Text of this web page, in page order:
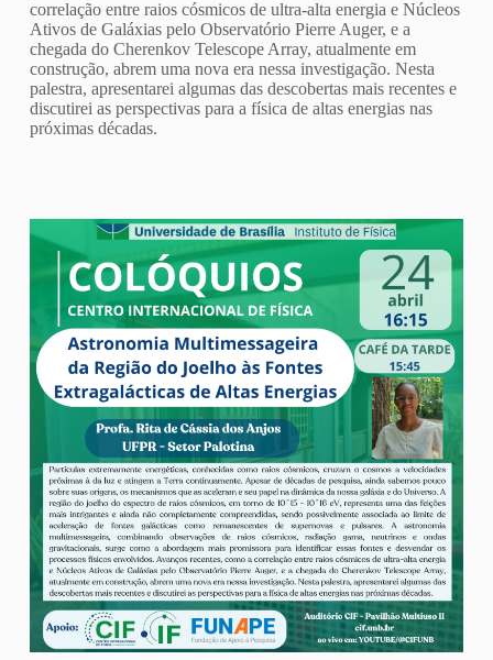
correlação entre raios cósmicos de ultra-alta energia e Núcleos
Ativos de Galáxias pelo Observatório Pierre Auger, e a
chegada do Cherenkov Telescope Array, atualmente em
construção, abrem uma nova era nessa investigação. Nesta
palestra, apresentarei algumas das descobertas mais recentes e
discutirei as perspectivas para a física de altas energias nas
próximas décadas.